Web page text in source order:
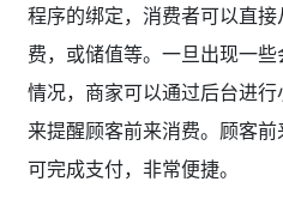
程序的绑定，消费者可以直
费，或储值等。一旦出现一
情况，商家可以通过后台进行
来提醒顾客前来消费。顾客
可完成支付，非常便捷。